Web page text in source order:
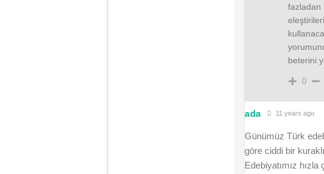
fazladan
beterini
0
ada 11 years ago
Günümüz Türk
göre ciddi bir
Edebiyatımız